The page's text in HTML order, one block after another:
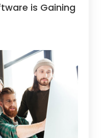
is Gaining